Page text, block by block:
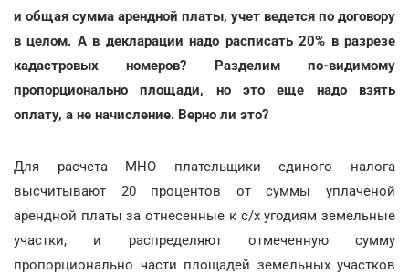
и общая сумма арендной платы, учет ведется по договору
в целом. А в декларации надо расписать 20% в разрезе
кадастровых номеров? Разделим по-видимому
пропорционально площади, но это еще надо взять
оплату, а не начисление. Верно ли это?
Для расчета МНО плательщики единого налога
высчитывают 20 процентов от суммы уплаченой
арендной платы за отнесенные к с/х угодиям земельные
участки, и распределяют отмеченную сумму
пропорционально части площадей земельных участков